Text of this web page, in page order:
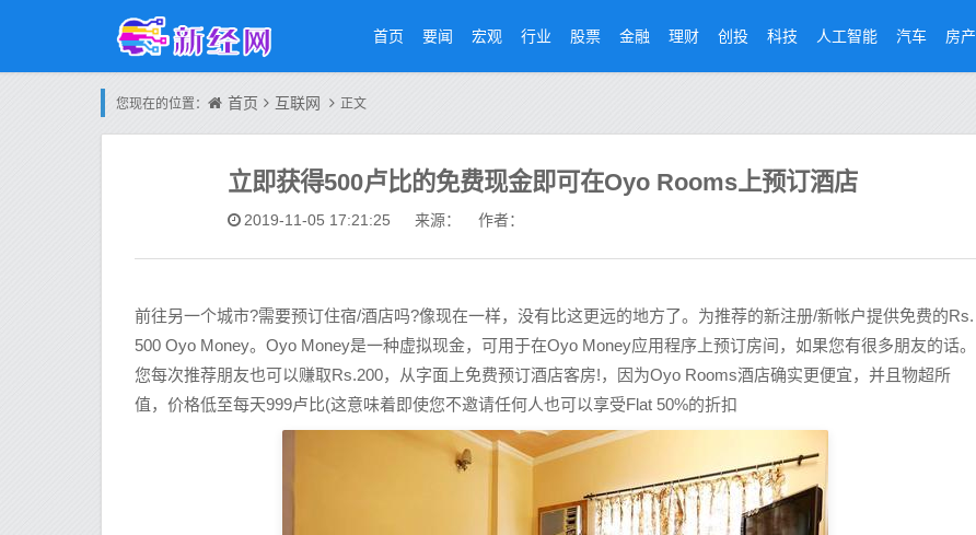
首页 要闻 宏观 行业 股票 金融 理财 创投 科技 人工智能 汽车 房产
您现在的位置： 首页 互联网 正文
立即获得500卢比的免费现金即可在Oyo Rooms上预订酒店
2019-11-05 17:21:25 来源： 作者：
前往另一个城市?需要预订住宿/酒店吗?像现在一样，没有比这更远的地方了。为推荐的新注册/新帐户提供免费的Rs.
500 Oyo Money。Oyo Money是一种虚拟现金，可用于在Oyo Money应用程序上预订房间，如果您有很多朋友的话。
您每次推荐朋友也可以赚取Rs.200，从字面上免费预订酒店客房!，因为Oyo Rooms酒店确实更便宜，并且物超所
值，价格低至每天999卢比(这意味着即使您不邀请任何人也可以享受Flat 50%的折扣